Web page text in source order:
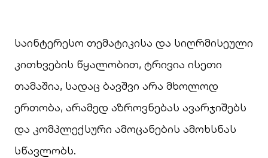
საინტერესო თემატიკისა და სიღრმისეული
კითხვების წყალობით, ტრივია ისეთი
თამაშია, სადაც ბავშვი არა მხოლოდ
ერთობა, არამედ აზროვნებას ავარჯიშებს
და კომპლექსური ამოცანების ამოხსნას
სწავლობს.